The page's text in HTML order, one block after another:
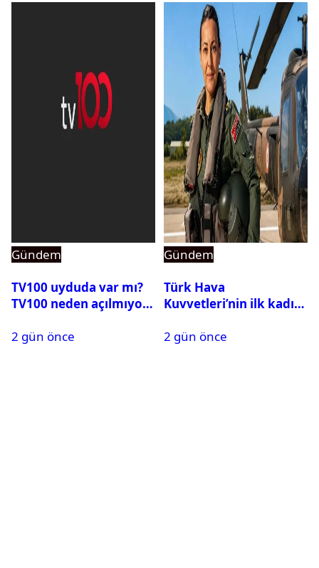
Gündem
TV100 uyduda var mı?
TV100 neden açılmıyor?
2 gün önce
Gündem
Türk Hava
Kuvvetleri’nin ilk kadın
Karapınar hakkında
2 gün önce